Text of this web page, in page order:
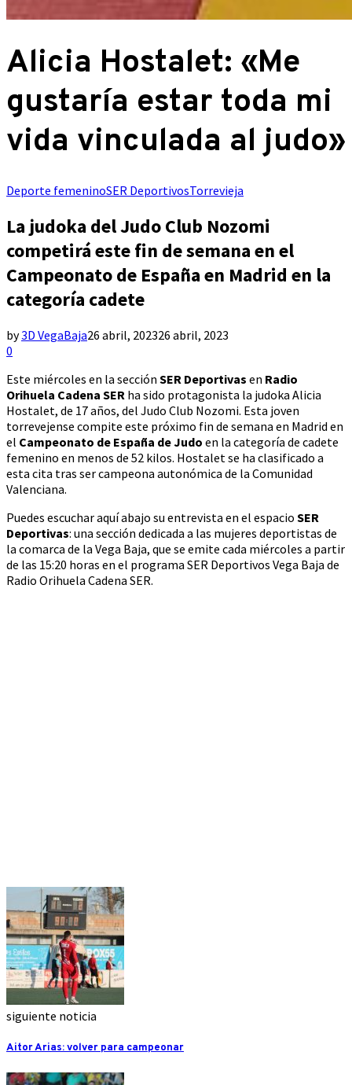
Alicia Hostalet: «Me
gustaría estar toda mi
vida vinculada al judo»
Deporte femeninoSER DeportivosTorrevieja
La judoka del Judo Club Nozomi
competirá este fin de semana en el
Campeonato de España en Madrid en la
categoría cadete
by3D VegaBaja26 abril, 202326 abril, 2023
0
Este miércoles en la sección SER Deportivas en Radio
Orihuela Cadena SER ha sido protagonista la judoka Alicia
Hostalet, de 17 años, del Judo Club Nozomi. Esta joven
torrevejense compite este próximo fin de semana en Madrid en
el Campeonato de España de Judo en la categoría de cadete
femenino en menos de 52 kilos. Hostalet se ha clasificado a
esta cita tras ser campeona autonómica de la Comunidad
Valenciana.
Puedes escuchar aquí abajo su entrevista en el espacio SER
Deportivas: una sección dedicada a las mujeres deportistas de
la comarca de la Vega Baja, que se emite cada miércoles a partir
de las 15:20 horas en el programa SER Deportivos Vega Baja de
Radio Orihuela Cadena SER.
siguiente noticia
Aitor Arias: volver para campeonar